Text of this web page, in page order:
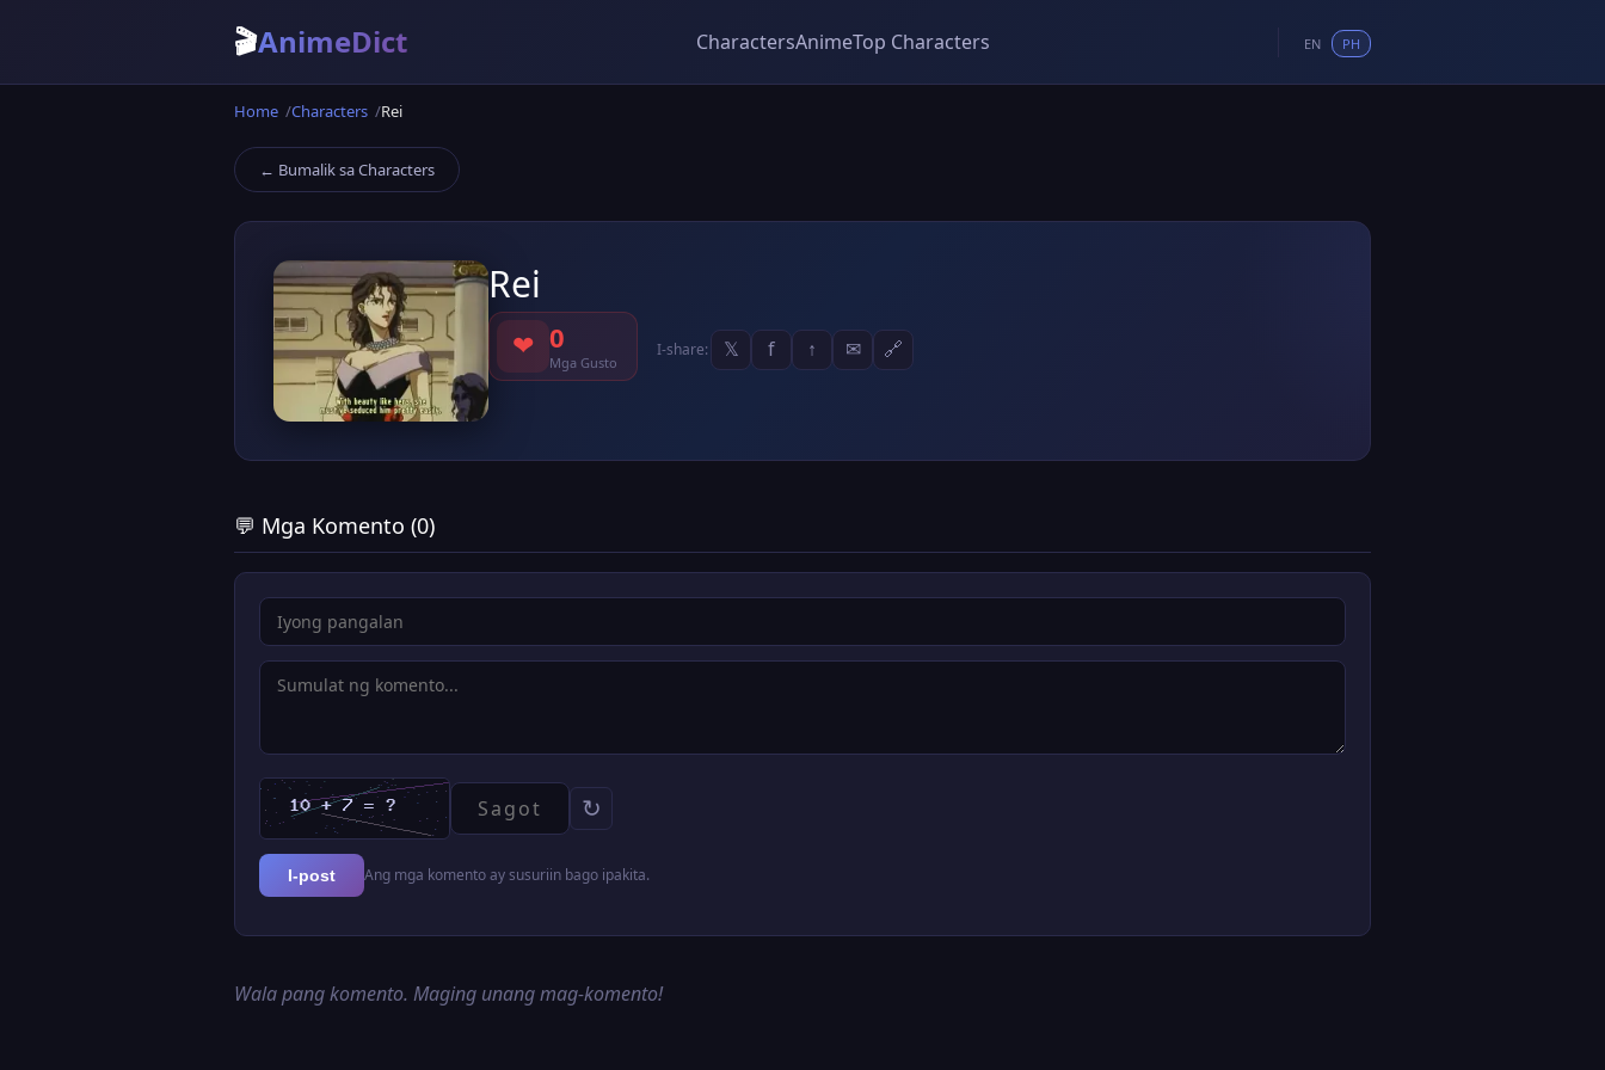
🎬AnimeDict CharactersAnimeTop Characters EN PH
Home Characters Rei
← Bumalik sa Characters
Rei
❤ 0
Mga Gusto
I-share: 𝕏 f ↑ ✉ 🔗
💬 Mga Komento (0)
↻
I-post Ang mga komento ay susuriin bago ipakita.
Wala pang komento. Maging unang mag-komento!